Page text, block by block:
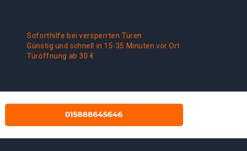
Soforthilfe bei versperrten Türen
Günstig und schnell in 15-35 Minuten vor Ort
Türöffnung ab 30 €